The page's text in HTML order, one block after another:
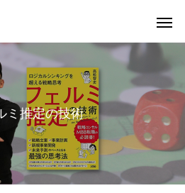
ミ推定の技術